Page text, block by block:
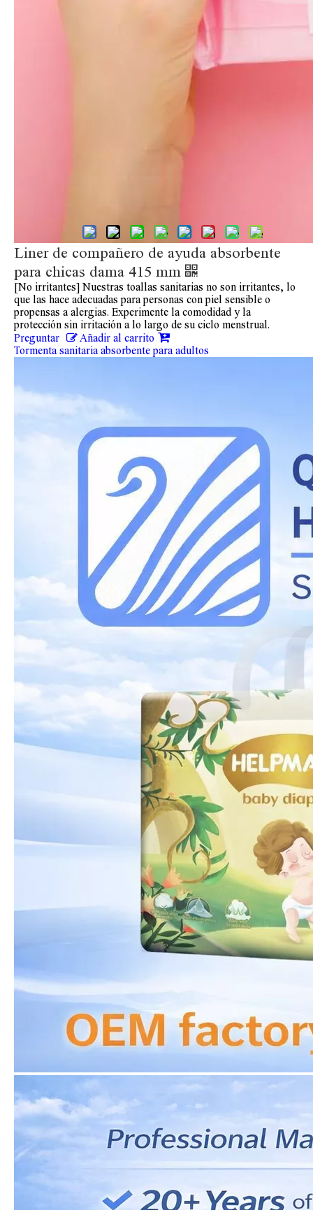
Liner de compañero de ayuda absorbente
para chicas dama 415 mm
[No irritantes] Nuestras toallas sanitarias no son irritantes, lo
que las hace adecuadas para personas con piel sensible o
propensas a alergias. Experimente la comodidad y la
protección sin irritación a lo largo de su ciclo menstrual.
Preguntar
Añadir al carrito
Tormenta sanitaria absorbente para adultos